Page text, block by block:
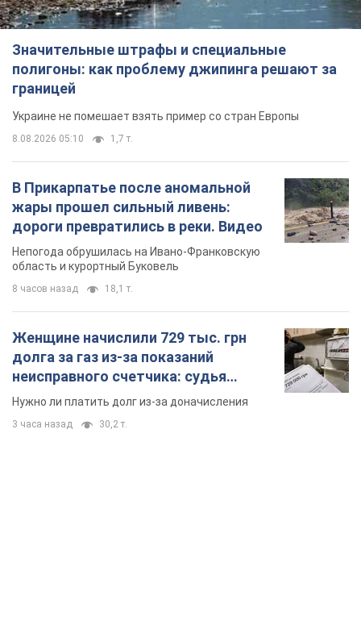
Значительные штрафы и специальные
полигоны: как проблему джипинга решают за
границей
Украине не помешает взять пример со стран Европы
8.08.2026 05:10 1,7 т.
В Прикарпатье после аномальной
жары прошел сильный ливень:
дороги превратились в реки. Видео
Непогода обрушилась на Ивано-Франковскую
область и курортный Буковель
8 часов назад 18,1 т.
Женщине начислили 729 тыс. грн
долга за газ из-за показаний
неисправного счетчика: судья
вынес неожиданное решение
Нужно ли платить долг из-за доначисления
3 часа назад 30,2 т.